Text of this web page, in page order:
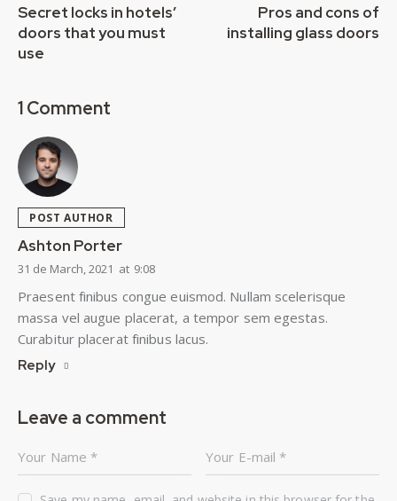
Secret locks in hotels’
doors that you must
use
Pros and cons of
installing glass doors
1 Comment
POST AUTHOR
Ashton Porter
31 de March, 2021 at 9:08
Praesent finibus congue euismod. Nullam scelerisque
massa vel augue placerat, a tempor sem egestas.
Curabitur placerat finibus lacus.
Reply
Leave a comment